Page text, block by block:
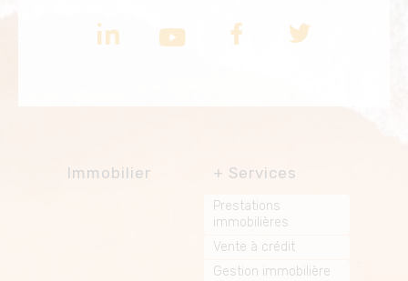
Immobilier Services
Prestations
immobilières
Vente à crédit
Gestion immobilière